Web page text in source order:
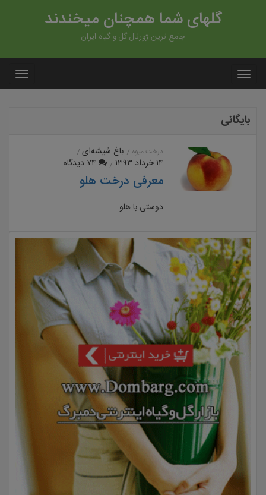
گلهای شما همچنان میخندند
جامع ترین ژورنال گل و گیاه ایران
بایگانی
درخت میوه
باغ شیشه‌ای
۱۴ خرداد ۱۳۹۳
۷۴ دیدگاه
معرفی درخت هلو
دوستی با هلو